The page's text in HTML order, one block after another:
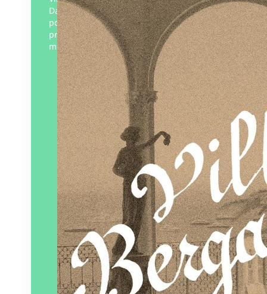
Dallas. Roxane, belle-fille d’un couple
politique en vogue, constamment en
proie à la justice, essaye de survivre en
milieu hostile :…
Éditeur :Bouclard
Paru le10/01/2025